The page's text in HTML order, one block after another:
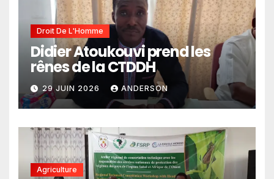
Droit De L'Homme
Didier Atoukouvi prend les
rênes de la CTDDH
29 JUIN 2026 ANDERSON
Agriculture